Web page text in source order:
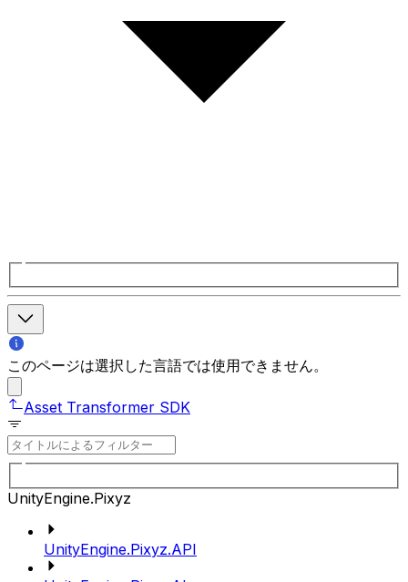
このページは選択した言語では使用できません。
Asset Transformer SDK
UnityEngine.Pixyz
UnityEngine.Pixyz.API